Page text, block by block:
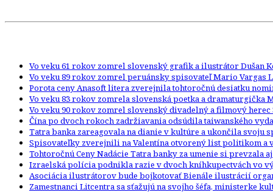
Vo veku 61 rokov zomrel slovenský grafik a ilustrátor Dušan
Vo veku 89 rokov zomrel peruánsky spisovateľ Mario Vargas
Porota ceny Anasoft litera zverejnila tohtoročnú desiatku
Vo veku 83 rokov zomrela slovenská poetka a dramaturgička
Vo veku 90 rokov zomrel slovenský divadelný a filmový herec
Čína po dvoch rokoch zadržiavania odsúdila taiwanského
Tatra banka zareagovala na dianie v kultúre a ukončila svoju
Spisovateľky zverejnili na Valentína otvorený list politikom a
Tohtoročnú Ceny Nadácie Tatra banky za umenie si prevzala
Izraelská polícia podnikla razie v dvoch kníhkupectvách vo
Asociácia ilustrátorov bude bojkotovať Bienále ilustrácií
Zamestnanci Litcentra sa sťažujú na svojho šéfa, ministerke